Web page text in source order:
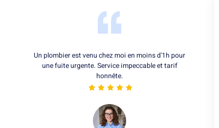
Un plombier est venu chez moi en moins d'1h pour
une fuite urgente. Service impeccable et tarif
honnête.